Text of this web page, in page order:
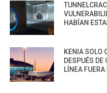
HABÍAN
KENIA SOLO
DESPUÉS DE
LÍNEA